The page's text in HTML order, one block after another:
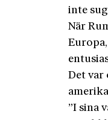
inte
När
Det var
”I sina